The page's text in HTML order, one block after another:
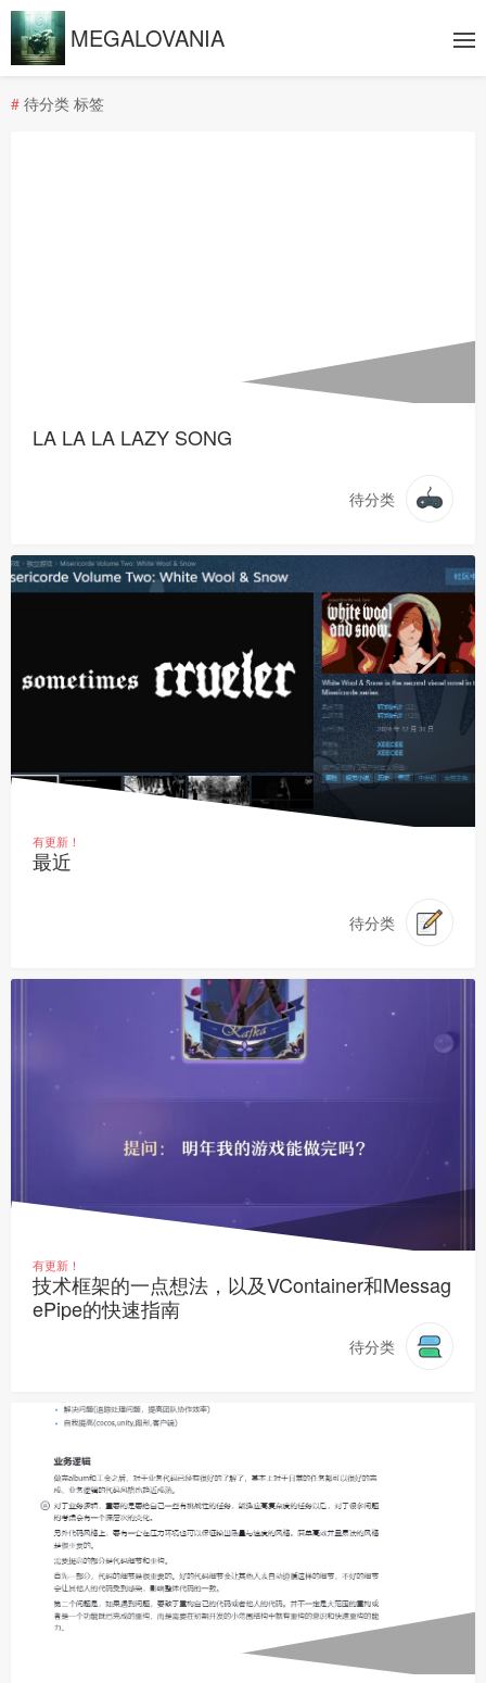
MEGALOVANIA
# 待分类 标签
LA LA LA LAZY SONG
待分类
有更新！
最近
待分类
有更新！
技术框架的一点想法，以及VContainer和Messag
ePipe的快速指南
待分类